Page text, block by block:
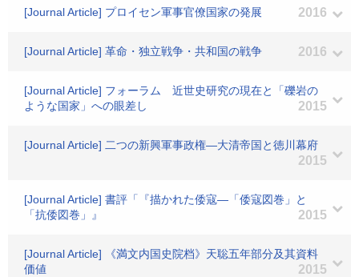
[Journal Article] プロイセン軍事官僚国家の発展 2016
[Journal Article] 革命・独立戦争・共和国の戦争 2016
[Journal Article] フォーラム 近世史研究の現在と「礫岩の
ような国家」への眼差し
2015
[Journal Article] 二つの新興軍事政権―大清帝国と徳川幕府
2015
[Journal Article] 書評「『描かれた倭寇―「倭寇図巻」と
「抗倭図巻」』
2015
[Journal Article] 《満文内国史院档》天聡五年部分及其資料
価値
2015